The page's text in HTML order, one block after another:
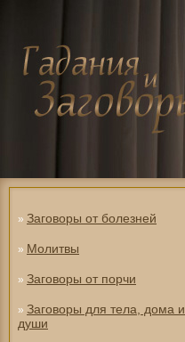
» Заговоры от болезней
» Молитвы
» Заговоры от порчи
» Заговоры для тела, дома и
души